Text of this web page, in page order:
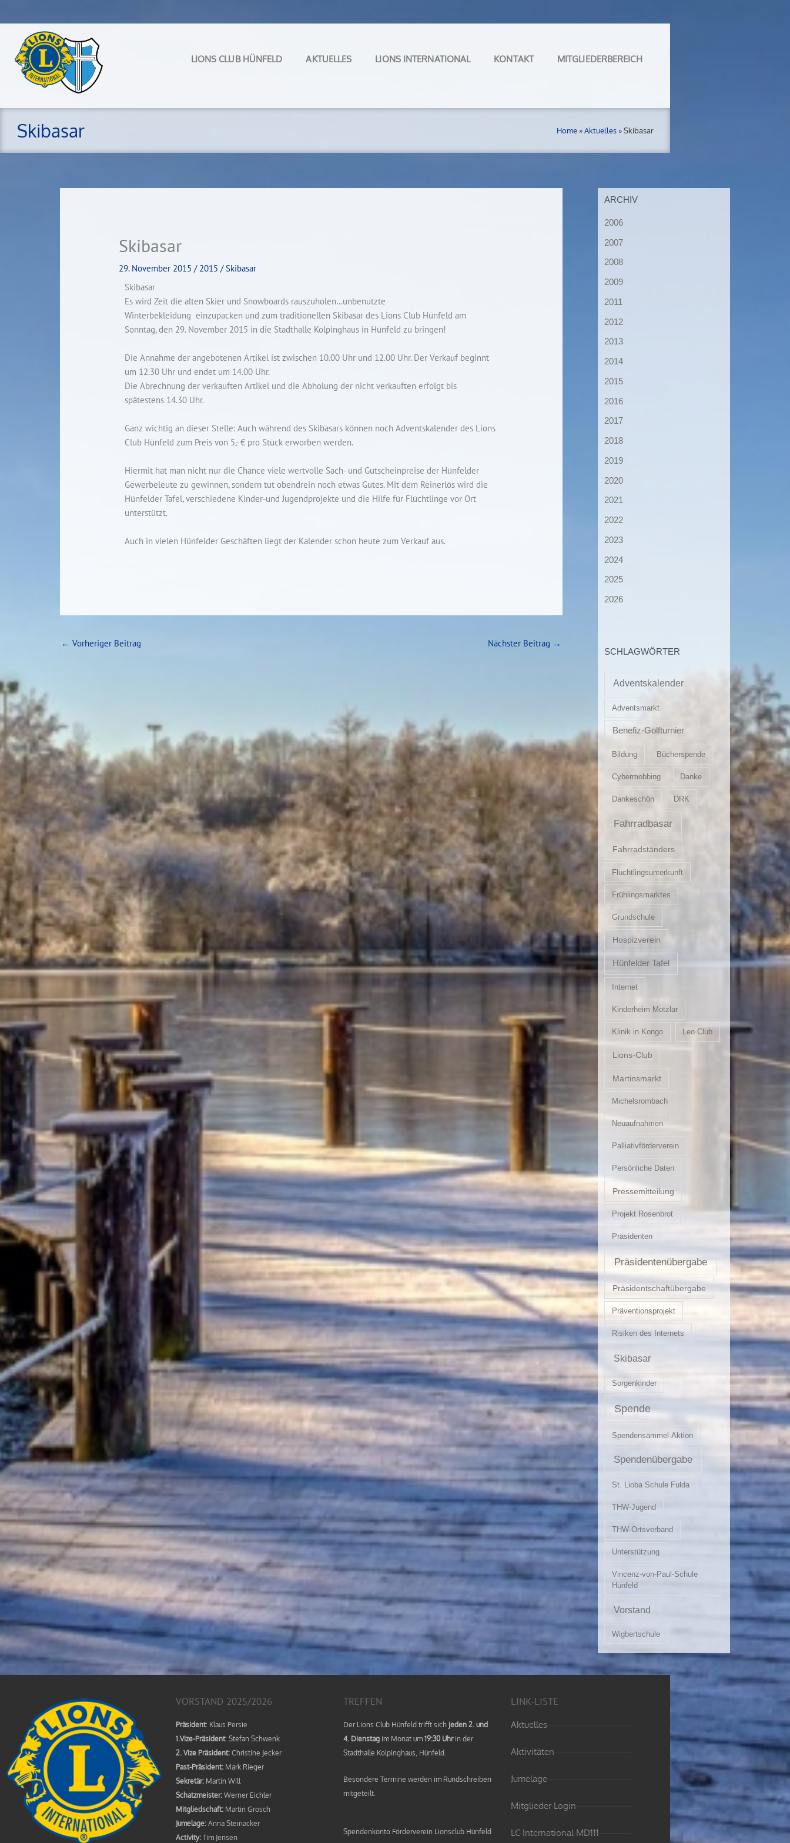
springen
LIONS CLUB HÜNFELD AKTUELLES LIONS INTERNATIONAL KONTAKT MITGLIEDERBEREICH
Skibasar Home»Aktuelles»Skibasar
Skibasar
29. November 2015/ 2015 /Skibasar
Skibasar
Es wird Zeit die alten Skier und Snowboards rauszuholen…unbenutzte
Winterbekleidung einzupacken und zum traditionellen Skibasar des Lions Club Hünfeld am
Sonntag, den 29. November 2015 in die Stadthalle Kolpinghaus in Hünfeld zu bringen!
Die Annahme der angebotenen Artikel ist zwischen 10.00 Uhr und 12.00 Uhr. Der Verkauf beginnt
um 12.30 Uhr und endet um 14.00 Uhr.
Die Abrechnung der verkauften Artikel und die Abholung der nicht verkauften erfolgt bis
spätestens 14.30 Uhr.
Ganz wichtig an dieser Stelle: Auch während des Skibasars können noch Adventskalender des Lions
Club Hünfeld zum Preis von 5,- € pro Stück erworben werden.
Hiermit hat man nicht nur die Chance viele wertvolle Sach- und Gutscheinpreise der Hünfelder
Gewerbeleute zu gewinnen, sondern tut obendrein noch etwas Gutes. Mit dem Reinerlös wird die
Hünfelder Tafel, verschiedene Kinder-und Jugendprojekte und die Hilfe für Flüchtlinge vor Ort
unterstützt.
Auch in vielen Hünfelder Geschäften liegt der Kalender schon heute zum Verkauf aus.
← Vorheriger Beitrag Nächster Beitrag →
ARCHIV
2006
2007
2008
2009
2011
2012
2013
2014
2015
2016
2017
2018
2019
2020
2021
2022
2023
2024
2025
2026
SCHLAGWÖRTER
Adventskalender
Adventsmarkt
Benefiz-Golfturnier
Bildung Bücherspende
Cybermobbing Danke
Dankeschön DRK
Fahrradbasar
Fahrradständers
Flüchtlingsunterkunft
Frühlingsmarktes
Grundschule
Hospizverein
Hünfelder Tafel
Internet
Kinderheim Motzlar
Klinik in Kongo Leo Club
Lions-Club
Martinsmarkt
Michelsrombach
Neuaufnahmen
Palliativförderverein
Persönliche Daten
Pressemitteilung
Projekt Rosenbrot
Präsidenten
Präsidentenübergabe
Präsidentschaftübergabe
Präventionsprojekt
Risiken des Internets
Skibasar
Sorgenkinder
Spende
Spendensammel-Aktion
Spendenübergabe
St. Lioba Schule Fulda
THW-Jugend
THW-Ortsverband
Unterstützung
Vincenz-von-Paul-Schule
Hünfeld
Vorstand
Wigbertschule
VORSTAND 2025/2026
Präsident: Klaus Persie
1.Vize-Präsident: Stefan Schwenk
2. Vize Präsident: Christine Jecker
Past-Präsident: Mark Rieger
Sekretär: Martin Will
Schatzmeister: Werner Eichler
Mitgliedschaft: Martin Grosch
Jumelage: Anna Steinacker
Activity: Tim Jensen
TREFFEN
Der Lions Club Hünfeld trifft sich jeden 2. und
4. Dienstag im Monat um19:30 Uhrin der
Stadthalle Kolpinghaus, Hünfeld.
Besondere Termine werden im Rundschreiben
mitgeteilt.
Spendenkonto Förderverein Lionsclub Hünfeld
LINK-LISTE
Aktuelles
Aktivitäten
Jumelage
Mitglieder Login
LC International MD111